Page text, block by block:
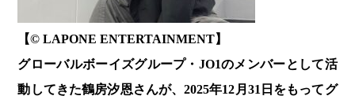
【© LAPONE ENTERTAINMENT】
グローバルボーイズグループ・JO1のメンバーとして活
動してきた鶴房汐恩さんが、2025年12月31日をもってグ